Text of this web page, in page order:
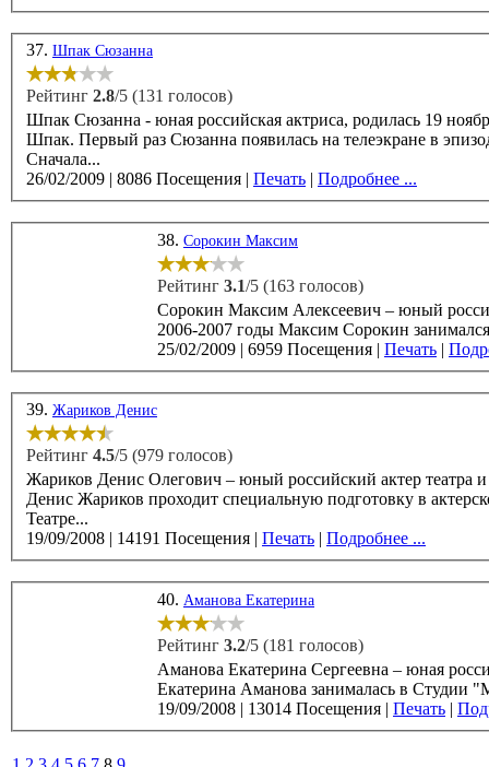
37. Шпак Сюзанна
Рейтинг 2.8/5 (131 голосов)
Шпак Сюзанна - юная российская актриса, родилась 19 ноября 2002 года в Москве.
Шпак. Первый раз Сюзанна появилась на телеэкране в
Сначала...
26/02/2009 | 8086 Посещения | Печать | Подробнее ...
38. Сорокин Максим
Рейтинг 3.1/5 (163 голосов)
Сорокин Максим Алексеевич – юный
2006-2007 годы Максим Сорокин
25/02/2009 | 6959 Посещения | Печать |
39. Жариков Денис
Рейтинг 4.5/5 (979 голосов)
Жариков Денис Олегович – юный российский актер театра и кино,
Денис Жариков проходит специальную подготовку в
Театре...
19/09/2008 | 14191 Посещения | Печать | Подробнее ...
40. Аманова Екатерина
Рейтинг 3.2/5 (181 голосов)
Аманова Екатерина Сергеевна – юная
19/09/2008 | 13014 Посещения | Печать |